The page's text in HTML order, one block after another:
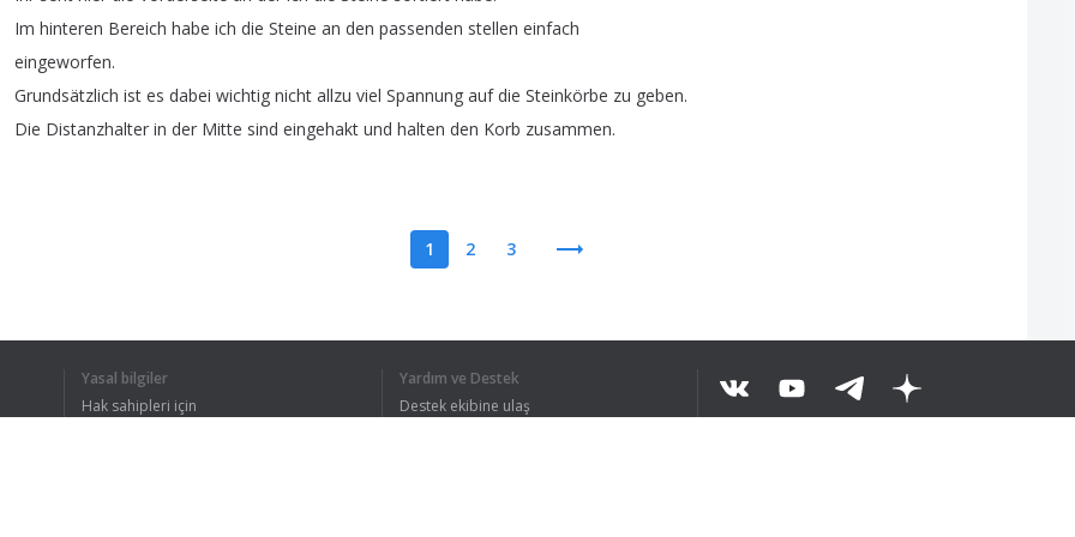
Im hinteren Bereich habe ich die Steine an den passenden stellen einfach
eingeworfen.
Grundsätzlich ist es dabei wichtig nicht allzu viel Spannung auf die Steinkörbe zu geben.
Die Distanzhalter in der Mitte sind eingehakt und halten den Korb zusammen.
1 2 3
Yasal bilgiler
Hak sahipleri için
Yardım ve Destek
Destek ekibine ulaş